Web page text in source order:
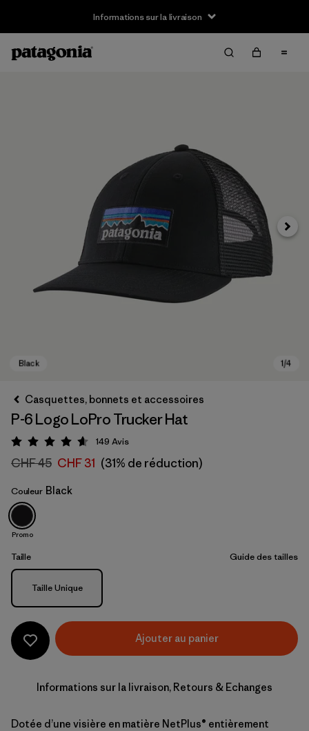
Informations sur la livraison
Black
Casquettes, bonnets et accessoires
P-6 Logo LoPro Trucker Hat
Évaluation: 4.6 / 5
149 Avis
CHF 45 CHF 31 (31% de réduction)
Couleur Black
Promo
Taille Guide des tailles
Taille
Taille Unique
Ajouter au panier
Informations sur la livraison, Retours & Echanges
Dotée d’une visière en matière NetPlus® entièrement